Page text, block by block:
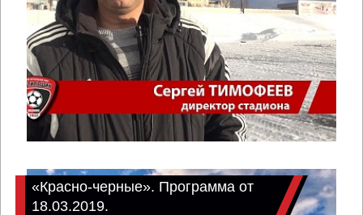
«Красно-черные». Программа от
18.03.2019.